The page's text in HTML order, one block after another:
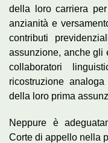
della loro carriera
anzianità e
contributi
assunzione, anche gli
collaboratori
ricostruzione
della loro prima
Neppure è
Corte di appello nella